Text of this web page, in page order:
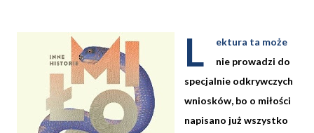
L
ektura ta może
nie prowadzi do
specjalnie odkrywczych
wniosków, bo o miłości
napisano już wszystko